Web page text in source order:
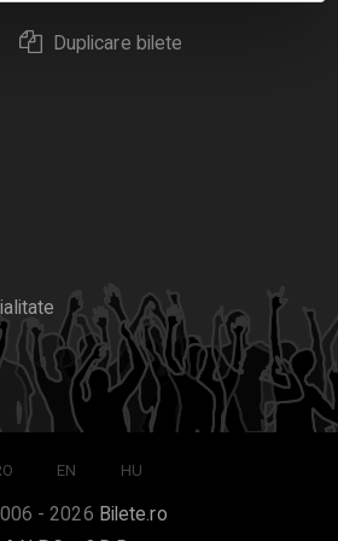
Duplicare bilete
EN HU
- 2026 Bilete.ro